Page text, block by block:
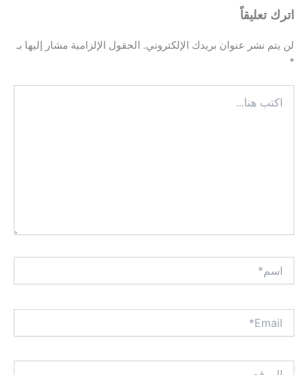
اترك تعليقاً
لن يتم نشر عنوان بريدك الإلكتروني. الحقول الإلزامية مشار إليها بـ